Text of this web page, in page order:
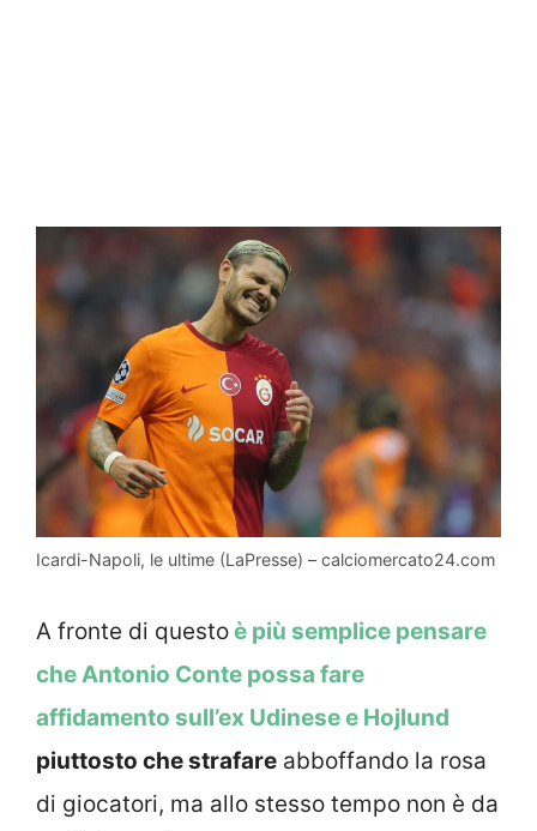
Icardi-Napoli, le ultime (LaPresse) – calciomercato24.com
A fronte di questoè più semplice pensare
che Antonio Conte possa fare
affidamento sull’ex Udinese e Hojlund
piuttosto che strafare abboffando la rosa
di giocatori, ma allo stesso tempo non è da